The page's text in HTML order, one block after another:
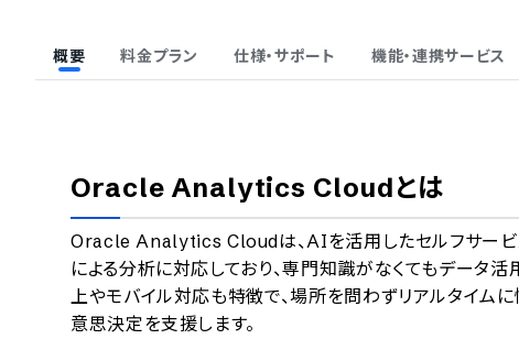
概要 料金プラン 仕様・サポート 機能・連携サービス
Oracle Analytics Cloudとは
Oracle Analytics Cloudは、AIを活用したセルフサービ
による分析に対応しており、専門知識がなくてもデータ
上やモバイル対応も特徴で、場所を問わずリアルタイム
意思決定を支援します。